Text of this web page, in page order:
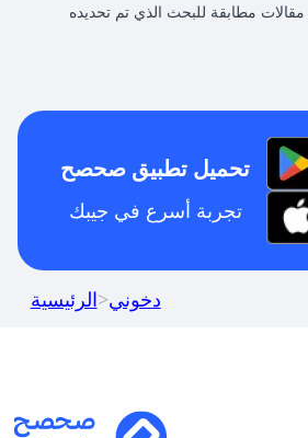
تحميل تطبيق صحصح
تجربة أسرع في جيبك
الرئيسية>دخوني